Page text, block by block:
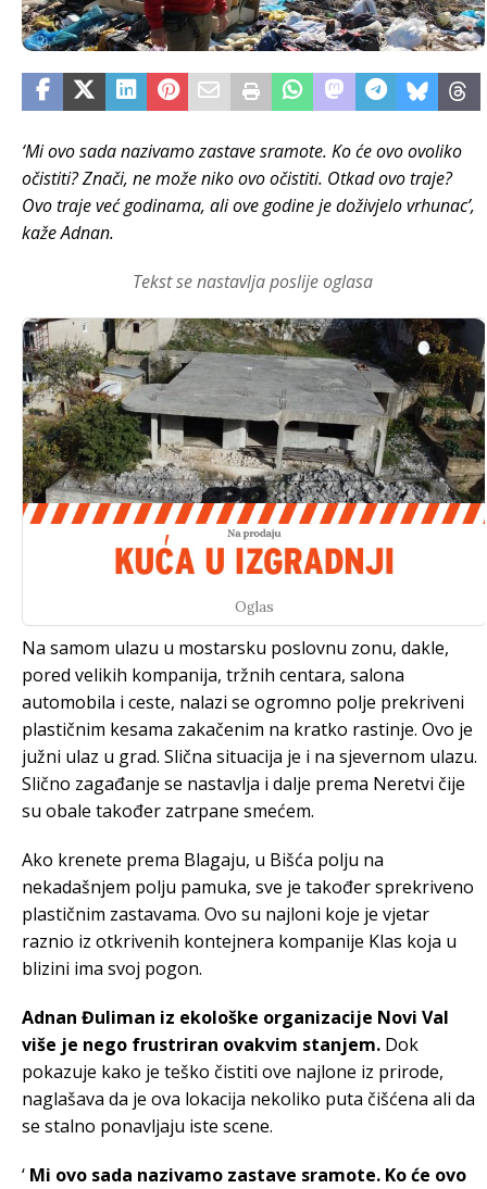
‘Mi ovo sada nazivamo zastave sramote. Ko će ovo ovoliko
očistiti? Znači, ne može niko ovo očistiti. Otkad ovo traje?
Ovo traje već godinama, ali ove godine je doživjelo vrhunac’,
kaže Adnan.
Tekst se nastavlja poslije oglasa
Oglas
Na samom ulazu u mostarsku poslovnu zonu, dakle,
pored velikih kompanija, tržnih centara, salona
automobila i ceste, nalazi se ogromno polje prekriveni
plastičnim kesama zakačenim na kratko rastinje. Ovo je
južni ulaz u grad. Slična situacija je i na sjevernom ulazu.
Slično zagađanje se nastavlja i dalje prema Neretvi čije
su obale također zatrpane smećem.
Ako krenete prema Blagaju, u Bišća polju na
nekadašnjem polju pamuka, sve je također sprekriveno
plastičnim zastavama. Ovo su najloni koje je vjetar
raznio iz otkrivenih kontejnera kompanije Klas koja u
blizini ima svoj pogon.
Adnan Đuliman iz ekološke organizacije Novi Val
više je nego frustriran ovakvim stanjem. Dok
pokazuje kako je teško čistiti ove najlone iz prirode,
naglašava da je ova lokacija nekoliko puta čišćena ali da
se stalno ponavljaju iste scene.
‘ Mi ovo sada nazivamo zastave sramote. Ko će ovo